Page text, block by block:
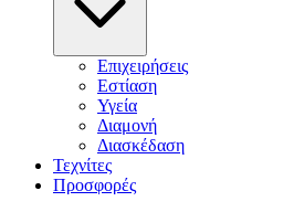
Επιχειρήσεις
Εστίαση
Υγεία
Διαμονή
Διασκέδαση
Τεχνίτες
Προσφορές